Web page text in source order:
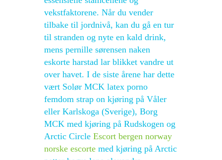
vekstfaktorene. Når du vender
tilbake til jordnivå, kan du gå en tur
til stranden og nyte en kald drink,
mens pernille sørensen naken
eskorte harstad lar blikket vandre ut
over havet. I de siste årene har dette
vært Solør MCK latex porno
femdom strap on kjøring på Våler
eller Karlskoga (Sverige), Borg
MCK med kjøring på Rudskogen og
Arctic Circle Escort bergen norway
norske escorte med kjøring på Arctic